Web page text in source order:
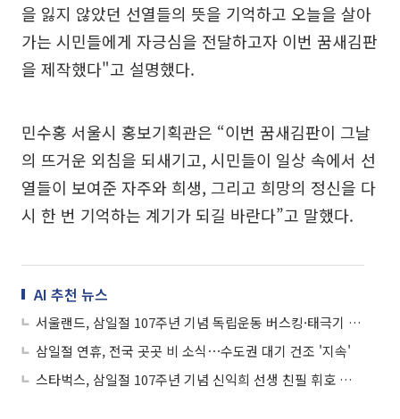
을 잃지 않았던 선열들의 뜻을 기억하고 오늘을 살아
가는 시민들에게 자긍심을 전달하고자 이번 꿈새김판
을 제작했다"고 설명했다.
민수홍 서울시 홍보기획관은 “이번 꿈새김판이 그날
의 뜨거운 외침을 되새기고, 시민들이 일상 속에서 선
열들이 보여준 자주와 희생, 그리고 희망의 정신을 다
시 한 번 기억하는 계기가 되길 바란다”고 말했다.
AI 추천 뉴스
서울랜드, 삼일절 107주년 기념 독립운동 버스킹·태극기 플래시몹 열어
삼일절 연휴, 전국 곳곳 비 소식⋯수도권 대기 건조 '지속'
스타벅스, 삼일절 107주년 기념 신익희 선생 친필 휘호 및 국가유산 보호 기금 2억원 전달